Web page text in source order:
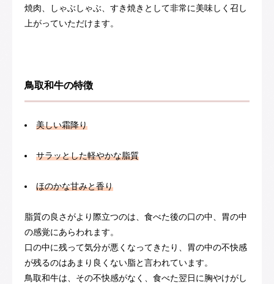
焼肉、しゃぶしゃぶ、すき焼きとして非常に美味しく召し
上がっていただけます。
鳥取和牛の特徴
美しい霜降り
サラッとした軽やかな脂質
ほのかな甘みと香り
脂質の良さがより際立つのは、食べた後の口の中、胃の中
の感覚にあらわれます。
口の中に残って気分が悪くなってきたり、胃の中の不快感
が残るのはあまり良くない脂と言われています。
鳥取和牛は、その不快感がなく、食べた翌日に胸やけがし